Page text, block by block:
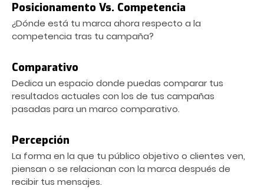
Posicionamento Vs. Competencia
¿Dónde está tu marca ahora respecto a la
competencia tras tu campaña?
Comparativo
Dedica un espacio donde puedas comparar tus
resultados actuales con los de tus campañas
pasadas para un marco comparativo.
Percepción
La forma en la que tu público objetivo o clientes ven,
piensan o se relacionan con la marca después de
recibir tus mensajes.